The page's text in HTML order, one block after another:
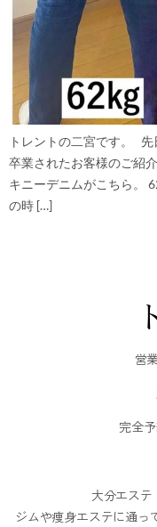
トレントの二宮です。
卒業されたお客様のご紹
キニーデニムがこちら。
の時 […]
営
完全
大分エス
ジムや痩身エステに通っ